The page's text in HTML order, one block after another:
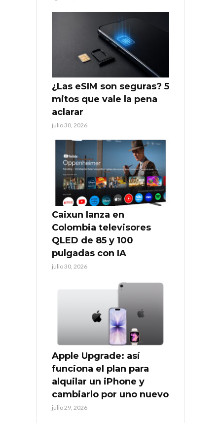
¿Las eSIM son seguras? 5
mitos que vale la pena
aclarar
julio 30, 2026
Caixun lanza en
Colombia televisores
QLED de 85 y 100
pulgadas con IA
julio 30, 2026
Apple Upgrade: así
funciona el plan para
alquilar un iPhone y
cambiarlo por uno nuevo
julio 29, 2026